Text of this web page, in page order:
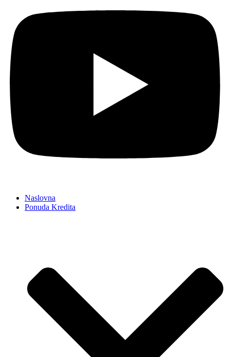
Naslovna
Ponuda Kredita